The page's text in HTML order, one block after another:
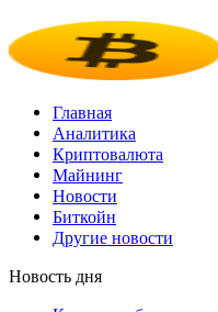
Главная
Аналитика
Криптовалюта
Майнинг
Новости
Биткойн
Другие новости
Новость дня